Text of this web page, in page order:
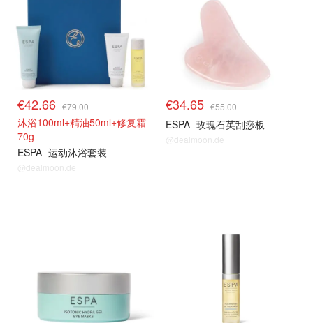
€42.66 €79.00
沐浴100ml+精油50ml+修复霜
70g
ESPA 运动沐浴套装
@dealmoon.de
€34.65 €55.00
ESPA 玫瑰石英刮痧板
@dealmoon.de